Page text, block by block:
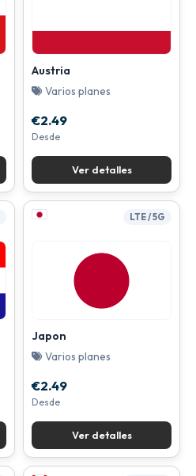
Austria
Varios planes
€2.49
Desde
Ver detalles
LTE / 5G
Japon
Varios planes
€2.49
Desde
Ver detalles